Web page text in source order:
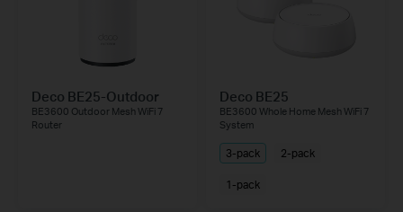
Deco BE25-Outdoor
BE3600 Outdoor Mesh WiFi 7
Router
Deco BE25
BE3600 Whole Home Mesh WiFi 7
System
3-pack 2-pack
1-pack